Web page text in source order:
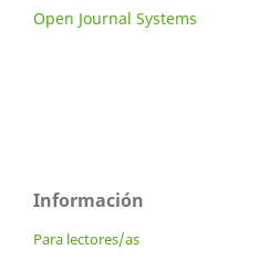
Open Journal Systems
Información
Para lectores/as